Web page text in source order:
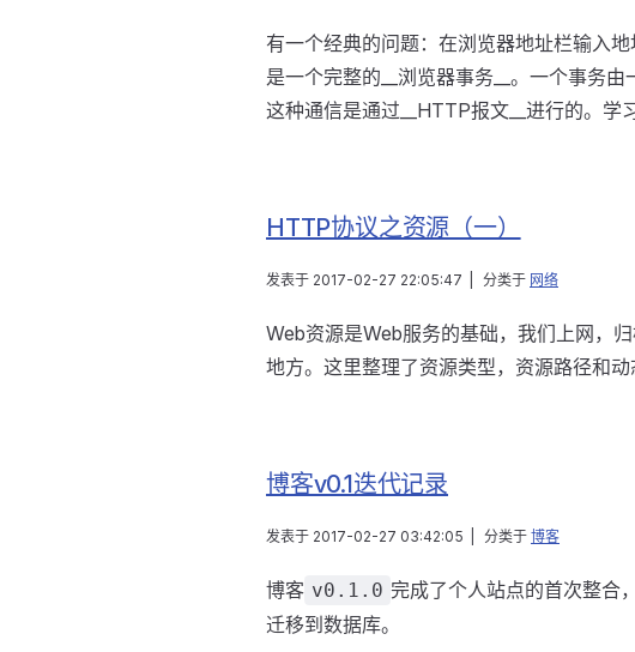
有一个经典的问题：在浏览器地址栏输入
是一个完整的__浏览器事务__。一个事务
这种通信是通过__HTTP报文__进行的。
HTTP协议之资源（一）
发表于 2017-02-27 22:05:47 分类于 网络
Web资源是Web服务的基础，我们上网，
地方。这里整理了资源类型，资源路径和动
博客v0.1迭代记录
发表于 2017-02-27 03:42:05 分类于 博客
博客 v0.1.0 完成了个人站点的首次整合
迁移到数据库。